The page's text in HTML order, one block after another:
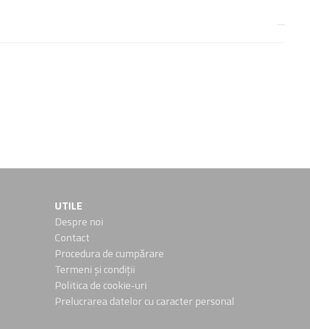
UTILE
Despre noi
Contact
Procedura de cumpărare
Termeni și condiții
Politica de cookie-uri
Prelucrarea datelor cu caracter personal